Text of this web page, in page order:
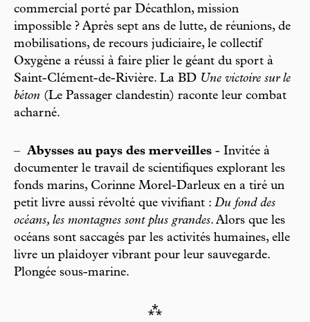
commercial porté par Décathlon, mission
impossible ? Après sept ans de lutte, de réunions, de
mobilisations, de recours judiciaire, le collectif
Oxygène a réussi à faire plier le géant du sport à
Saint-Clément-de-Rivière. La BD Une victoire sur le
béton (Le Passager clandestin) raconte leur combat
acharné.
– Abysses au pays des merveilles - Invitée à
documenter le travail de scientifiques explorant les
fonds marins, Corinne Morel-Darleux en a tiré un
petit livre aussi révolté que vivifiant : Du fond des
océans, les montagnes sont plus grandes. Alors que les
océans sont saccagés par les activités humaines, elle
livre un plaidoyer vibrant pour leur sauvegarde.
Plongée sous-marine.
⁂